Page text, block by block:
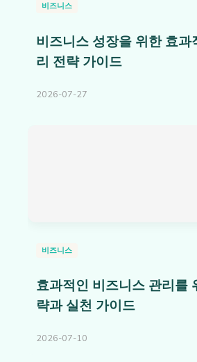
비즈니스
비즈니스 성장을 위한 효과
리 전략 가이드
2026-07-27
비즈니스
효과적인 비즈니스 관리를
략과 실천 가이드
2026-07-10